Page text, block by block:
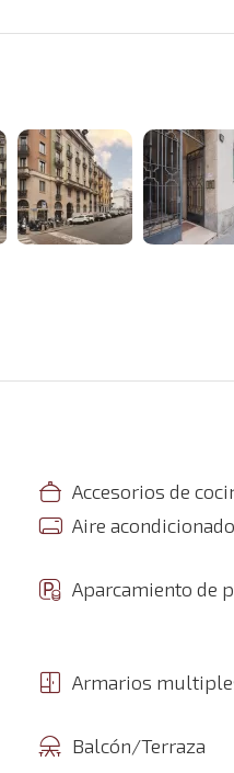
Accesorios de
Aire acondicionado
Aparcamiento de
Armarios
Balcón/Terraza